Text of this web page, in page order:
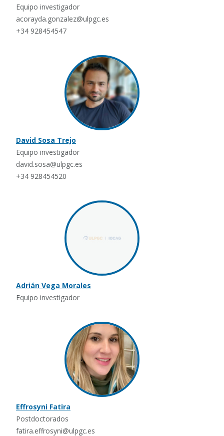
Equipo investigador
acorayda.gonzalez@ulpgc.es
+34 928454547
David Sosa Trejo
Equipo investigador
david.sosa@ulpgc.es
+34 928454520
Adrián Vega Morales
Equipo investigador
Effrosyni Fatira
Postdoctorados
fatira.effrosyni@ulpgc.es